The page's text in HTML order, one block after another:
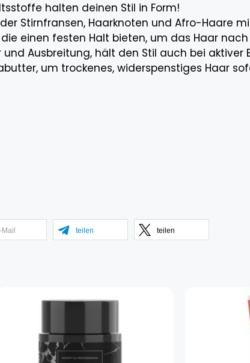
halten deinen Stil in Form!
Stirnfransen, Haarknoten und Afro-Haare
einen festen Halt bieten, um das Haar
Ausbreitung, hält den Stil auch bei aktiver
um trockenes, widerspenstiges Haar
Mail teilen teilen